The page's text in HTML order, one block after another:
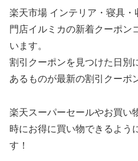
楽天市場 インテリア・寝具
門店イルミカの新着クーポン
います。
割引クーポンを見つけた日別
あるものが最新の割引クーポ
楽天スーパーセールやお買い
時にお得に買い物できるよう
す！